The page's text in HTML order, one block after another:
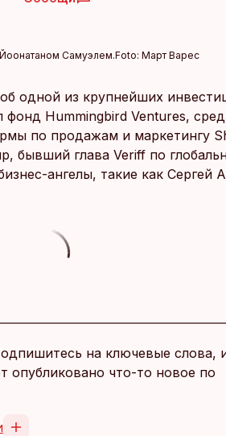
Самуэлем.Foto: Март Варес
одной из крупнейших
фонд Hummingbird Ventures,
по продажам и маркетингу
бывший глава Veriff по
ангелы, такие как Сергей
на ключевые слова,
опубликовано что-то новое по